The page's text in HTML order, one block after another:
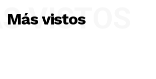
Más vistos
VISTOS